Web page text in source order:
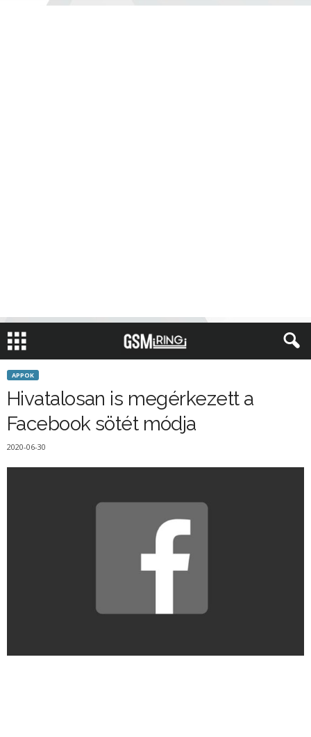
APPOK
Hivatalosan is megérkezett a
Facebook sötét módja
2020-06-30